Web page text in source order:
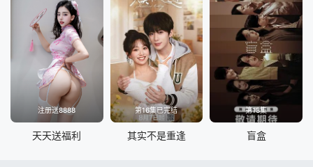
注册送8888
天天送福利
第16集已完结
其实不是重逢
第13集
盲盒